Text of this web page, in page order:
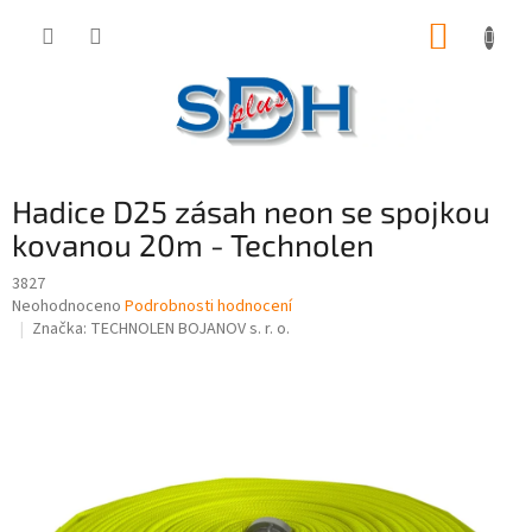
Hadice D25 zásah neon se spojkou
kovanou 20m - Technolen
3827
Průměrné
hodnocení
Neohodnoceno Podrobnosti hodnocení
Značka: TECHNOLEN BOJANOV s. r. o.